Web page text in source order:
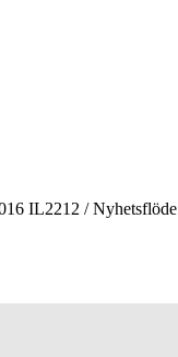
IL2212 /Nyhetsflöde